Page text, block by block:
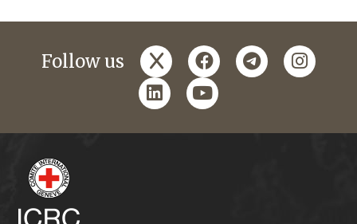
Follow us x facebooktelegram
linkedinyoutube